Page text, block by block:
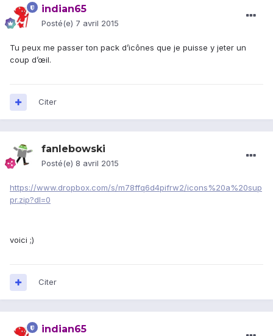
indian65
Posté(e) 7 avril 2015
Tu peux me passer ton pack d’icônes que je puisse y jeter un
coup d’œil.
Citer
fanlebowski
Posté(e) 8 avril 2015
https://www.dropbox.com/s/m78ffq6d4pifrw2/icons%20a%20sup
pr.zip?dl=0
voici ;)
Citer
indian65